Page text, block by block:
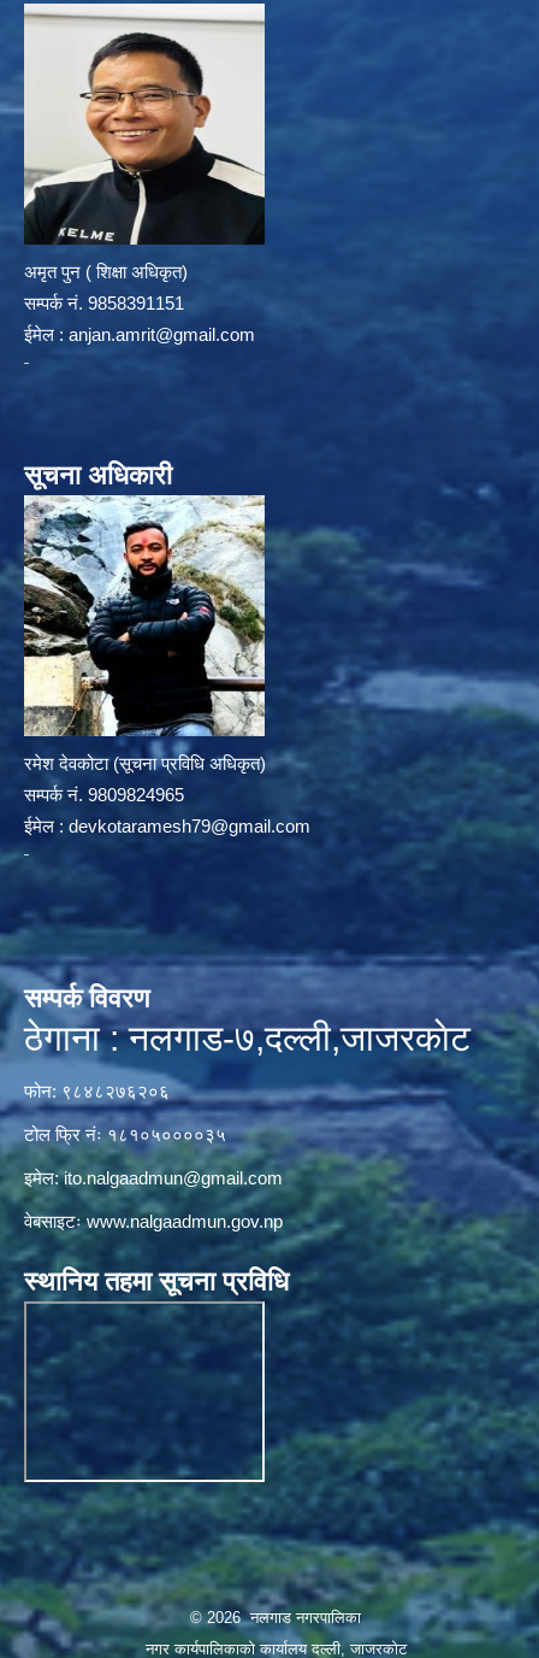
अमृत पुन ( शिक्षा अधिकृत)
सम्पर्क न‌ं. 9858391151
ईमेल : anjan.amrit@gmail.com
सूचना अधिकारी
रमेश देवकोटा (सूचना प्रविधि अधिकृत)
सम्पर्क न‌ं. 9809824965
ईमेल : devkotaramesh79@gmail.com
सम्पर्क विवरण
ठेगाना : नलगाड-७,दल्ली,जाजरकाेट
फोन: ९८४८२७६२०६
टोल फ्रि नंः १८१०५००००३५
इमेल:ito.nalgaadmun@gmail.com
वेबसाइटःwww.nalgaadmun.gov.np
स्थानिय तहमा सूचना प्रविधि
© 2026 नलगाड नगरपालिका
नगर कार्यपालिकाको कार्यालय दल्ली, जाजरकाेट